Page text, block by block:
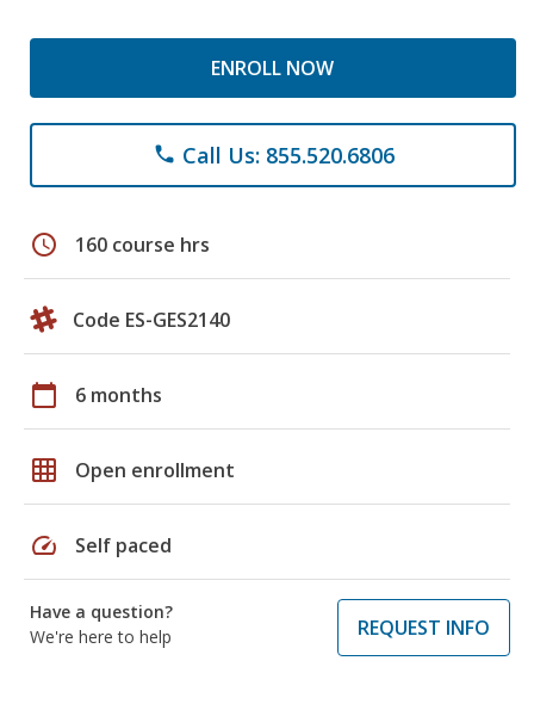
ENROLL NOW
phone Call Us: 855.520.6806
schedule 160 course hrs
Code ES-GES2140
calendar_today 6 months
grid_on Open enrollment
speed Self paced
Have a question?
We're here to help
REQUEST INFO